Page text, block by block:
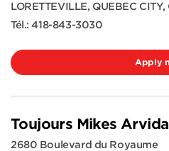
LORETTEVILLE, QUEBEC CITY,
Tél.:418-843-3030
Apply
Toujours Mikes Arvida
2680 Boulevard du Royaume